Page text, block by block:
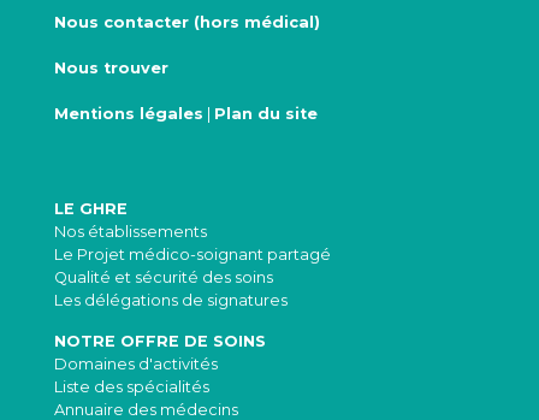
Nous contacter (hors médical)
Nous trouver
Mentions légales | Plan du site
LE GHRE
Nos établissements
Le Projet médico-soignant partagé
Qualité et sécurité des soins
Les délégations de signatures
NOTRE OFFRE DE SOINS
Domaines d'activités
Liste des spécialités
Annuaire des médecins